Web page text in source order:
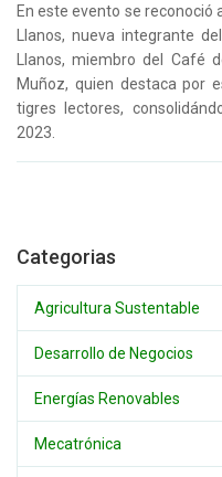
En este evento se reconoció
Llanos, nueva integrante
Llanos, miembro del Café
Muñoz, quien destaca por
tigres lectores,
2023.
Categorias
Agricultura Sustentable
Desarrollo de Negocios
Energías Renovables
Mecatrónica